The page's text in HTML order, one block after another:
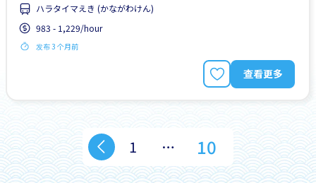
ハラタイマえき (かながわけん)
983 - 1,229/hour
发布 3 个月前
查看更多
1 … 10